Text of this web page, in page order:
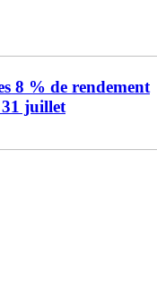
8 % de rendement
juillet